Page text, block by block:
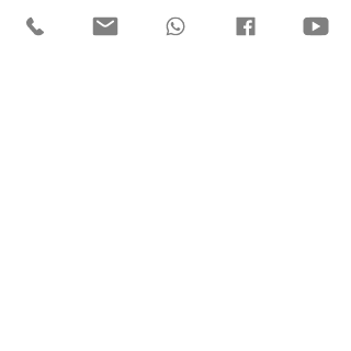
改善態度，首要是給他們一個舒適的